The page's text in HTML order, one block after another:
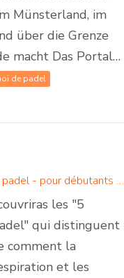
Münsterland, im
über die Grenze
macht Das Portal…
de padel
5 astuces mentales lors d'un match de padel - pour débutants et joueurs de padel confirmés
les "5
qui distinguent
comment la
et les